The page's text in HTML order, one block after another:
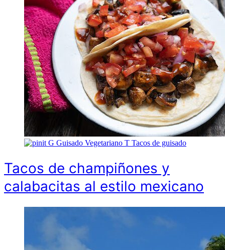
G Guisado Vegetariano T Tacos de guisado
Tacos de champiñones y
calabacitas al estilo mexicano